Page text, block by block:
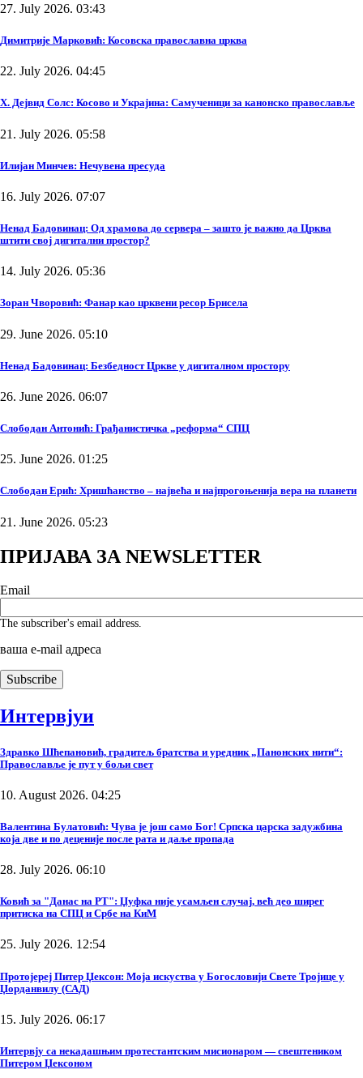
27. July 2026. 03:43
Димитрије Марковић: Косовска православна црква
22. July 2026. 04:45
Х. Дејвид Солс: Косово и Украјина: Самученици за канонско православље
21. July 2026. 05:58
Илијан Минчев: Нечувена пресуда
16. July 2026. 07:07
Ненад Бадовинац: Од храмова до сервера – зашто је важно да Црква
штити свој дигитални простор?
14. July 2026. 05:36
Зоран Чворовић: Фанар као црквени ресор Брисела
29. June 2026. 05:10
Ненад Бадовинац: Безбедност Цркве у дигиталном простору
26. June 2026. 06:07
Слободан Антонић: Грађанистичка „реформа“ СПЦ
25. June 2026. 01:25
Слободан Ерић: Хришћанство – највећа и најпрогоњенија вера на планети
21. June 2026. 05:23
ПРИЈАВА ЗА NEWSLETTER
Email
The subscriber's email address.
ваша е-mail адреса
Интервјуи
Здравко Шћепановић, градитељ братства и уредник „Панонских нити“:
Православље је пут у бољи свет
10. August 2026. 04:25
Валентина Булатовић: Чува је још само Бог! Српска царска задужбина
која две и по деценије после рата и даље пропада
28. July 2026. 06:10
Ковић за "Данас на РТ": Џуфка није усамљен случај, већ део ширег
притиска на СПЦ и Србе на КиМ
25. July 2026. 12:54
Протојереј Питер Џексон: Моја искуства у Богословији Свете Тројице у
Џорданвилу (САД)
15. July 2026. 06:17
Интервју са некадашњим протестантским мисионаром — свештеником
Питером Џексоном